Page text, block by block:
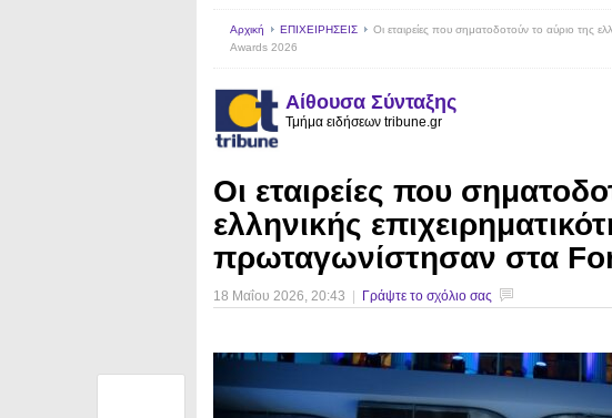
Αρχική ΕΠΙΧΕΙΡΗΣΕΙΣ
Οι εταιρείες που σηματοδοτούν το αύριο της
Awards 2026
Αίθουσα Σύνταξης
Τμήμα ειδήσεων tribune.gr
Οι εταιρείες που
ελληνικής
πρωταγωνίστησαν στα
18 Μαΐου 2026, 20:43 Γράψτε το σχόλιο σας